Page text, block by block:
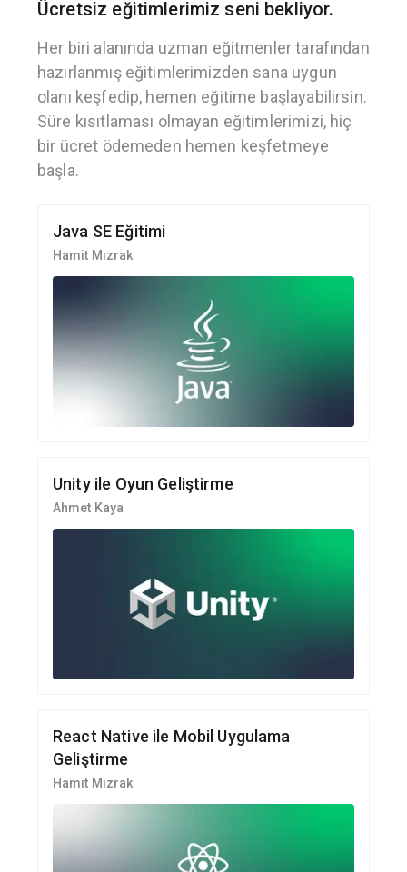
Ücretsiz eğitimlerimiz seni bekliyor.
Her biri alanında uzman eğitmenler tarafından
hazırlanmış eğitimlerimizden sana uygun
olanı keşfedip, hemen eğitime başlayabilirsin.
Süre kısıtlaması olmayan eğitimlerimizi, hiç
bir ücret ödemeden hemen keşfetmeye
başla.
Java SE Eğitimi
Hamit Mızrak
Unity ile Oyun Geliştirme
Ahmet Kaya
React Native ile Mobil Uygulama
Geliştirme
Hamit Mızrak